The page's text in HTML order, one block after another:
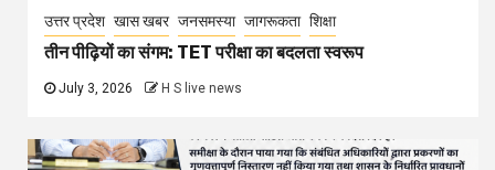
उत्तर प्रदेश खास खबर जनसमस्या जागरूकता शिक्षा
तीन पीढ़ियों का संगम: TET परीक्षा का बदलता स्वरूप
July 3, 2026 H S live news